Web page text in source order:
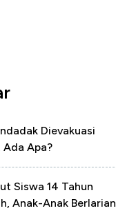
Dievakuasi
Ada Apa?
Siswa 14 Tahun
Anak-Anak Berlarian